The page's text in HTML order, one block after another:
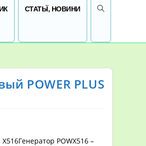
СТАТЬЇ, НОВИНИ ПЕРЕМКНУТИ
POWER PLUS
POWX516 –